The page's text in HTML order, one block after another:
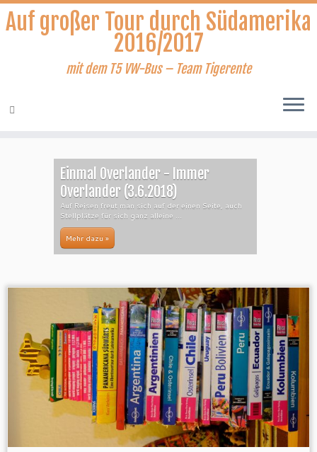
Auf großer Tour durch Südamerika
2016/2017
mit dem T5 VW-Bus – Team Tigerente
Einmal Overlander - Immer
Overlander (3.6.2018)
Auf Reisen freut man sich auf der einen Seite, auch
Stellplätze für sich ganz alleine ...
Mehr dazu »